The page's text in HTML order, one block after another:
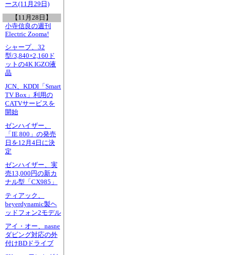
ース(11月29日)
【11月28日】
小寺信良の週刊
Electric Zooma!
シャープ、32
型/3,840×2,160ド
ットの4K IGZO液
晶
JCN、KDDI「Smart
TV Box」利用の
CATVサービスを
開始
ゼンハイザー、
「IE 800」の発売
日を12月4日に決
定
ゼンハイザー、実
売13,000円の新カ
ナル型「CX985」
ティアック、
beyerdynamic製ヘ
ッドフォン2モデル
アイ・オー、nasne
ダビング対応の外
付けBDドライブ